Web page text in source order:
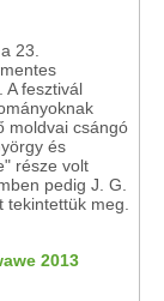
23.
A fesztivál
moldvai csángó
és
része volt
pedig J. G.
meg.
2013